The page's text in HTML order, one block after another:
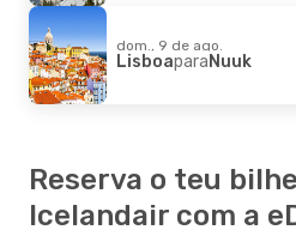
dom., 9 de ago.
LisboaparaNuuk
Reserva o teu
Icelandair com a